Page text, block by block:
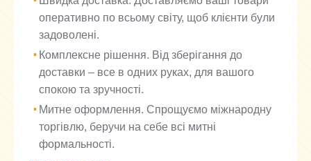
оперативно по всьому світу, щоб клієнти були
задоволені.
Комплексне рішення. Від зберігання до
доставки – все в одних руках, для вашого
спокою та зручності.
Митне оформлення. Спрощуємо міжнародну
торгівлю, беручи на себе всі митні
формальності.